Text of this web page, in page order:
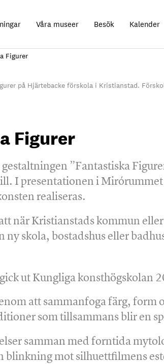
Våra museer Besök Kalender
Figurer
på Hjärtebacke förskola i Kristianstad.
Figurer
”Fantastiska
I presentationen i
realiseras.
när Kristianstads kommun
skola, bostadshus eller
ut Kungliga konsthögskolan
att sammanfoga färg, form
som tillsammans blir en
samman med forntida
blinkning mot silhuettfilmens